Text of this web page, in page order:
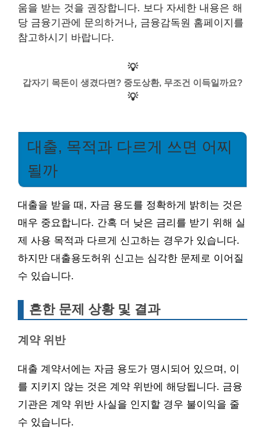
움을 받는 것을 권장합니다. 보다 자세한 내용은 해
당 금융기관에 문의하거나, 금융감독원 홈페이지를
참고하시기 바랍니다.
💡
갑자기 목돈이 생겼다면? 중도상환, 무조건 이득일까요?
💡
대출, 목적과 다르게 쓰면 어찌
될까
대출을 받을 때, 자금 용도를 정확하게 밝히는 것은
매우 중요합니다. 간혹 더 낮은 금리를 받기 위해 실
제 사용 목적과 다르게 신고하는 경우가 있습니다.
하지만 대출용도허위 신고는 심각한 문제로 이어질
수 있습니다.
흔한 문제 상황 및 결과
계약 위반
대출 계약서에는 자금 용도가 명시되어 있으며, 이
를 지키지 않는 것은 계약 위반에 해당됩니다. 금융
기관은 계약 위반 사실을 인지할 경우 불이익을 줄
수 있습니다.